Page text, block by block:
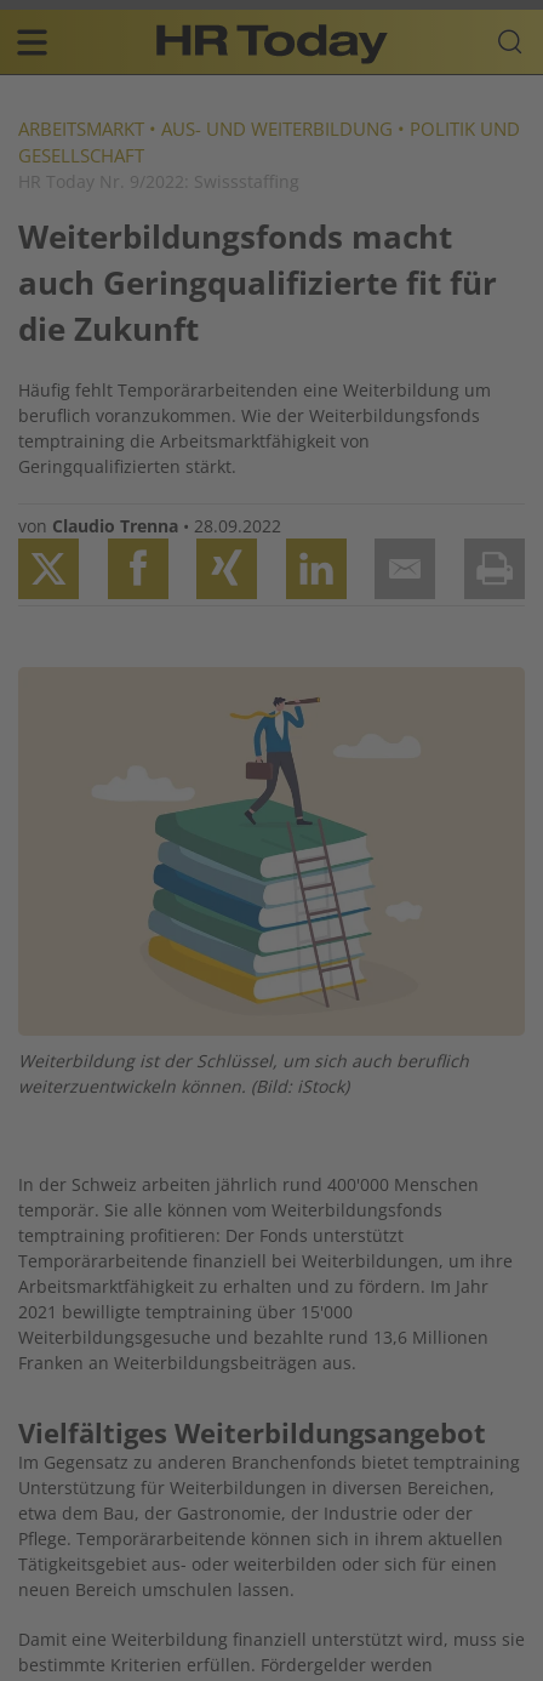
Skip
content
Plattform
für
Resources
navigation
DE
ARBEITSMARKT • AUS- UND WEITERBILDUNG • POLITIK UND
GESELLSCHAFT
HR Today Nr. 9/2022: Swissstaffing
Weiterbildungsfonds macht
auch Geringqualifizierte fit für
die Zukunft
Häufig fehlt Temporärarbeitenden eine Weiterbildung um
beruflich voranzukommen. Wie der Weiterbildungsfonds
temptraining die Arbeitsmarktfähigkeit von
Geringqualifizierten stärkt.
von Claudio Trenna • 28.09.2022
Weiterbildung ist der Schlüssel, um sich auch beruflich
weiterzuentwickeln können. (Bild: iStock)
In der Schweiz arbeiten jährlich rund 400'000 Menschen
temporär. Sie alle können vom Weiterbildungsfonds
temptraining profitieren: Der Fonds unterstützt
Temporärarbeitende finanziell bei Weiterbildungen, um ihre
Arbeitsmarktfähigkeit zu erhalten und zu fördern. Im Jahr
2021 bewilligte temptraining über 15'000
Weiterbildungsgesuche und bezahlte rund 13,6 Millionen
Franken an Weiterbildungsbeiträgen aus.
Vielfältiges Weiterbildungsangebot
Im Gegensatz zu anderen Branchenfonds bietet temptraining
Unterstützung für Weiterbildungen in diversen Bereichen,
etwa dem Bau, der Gastronomie, der Industrie oder der
Pflege. Temporärarbeitende können sich in ihrem aktuellen
Tätigkeitsgebiet aus- oder weiterbilden oder sich für einen
neuen Bereich umschulen lassen.
Damit eine Weiterbildung finanziell unterstützt wird, muss sie
bestimmte Kriterien erfüllen. Fördergelder werden